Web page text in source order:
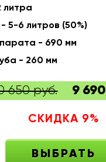
литра
5-6 литров (50%)
- 690 мм
- 260 мм
650 руб. 9 690
СКИДКА 9%
ВЫБРАТЬ